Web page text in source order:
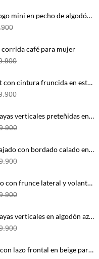
Polo regular fit con logo mini en pecho de algodón naranja para hombre
café para mujer
Vestido corto relax fit con cintura fruncida en estampado beige para mujer
Camisa regular con rayas verticales preteñidas en azul para hombre
Top de tirantes fit relajado con bordado calado en algodón beige para mujer
Vestido corto relajado con frunce lateral y volante en encaje verde oliva para mujer
Camisa regular con rayas verticales en algodón azul para hombre
Bermuda fit relajado con lazo frontal en beige para mujer